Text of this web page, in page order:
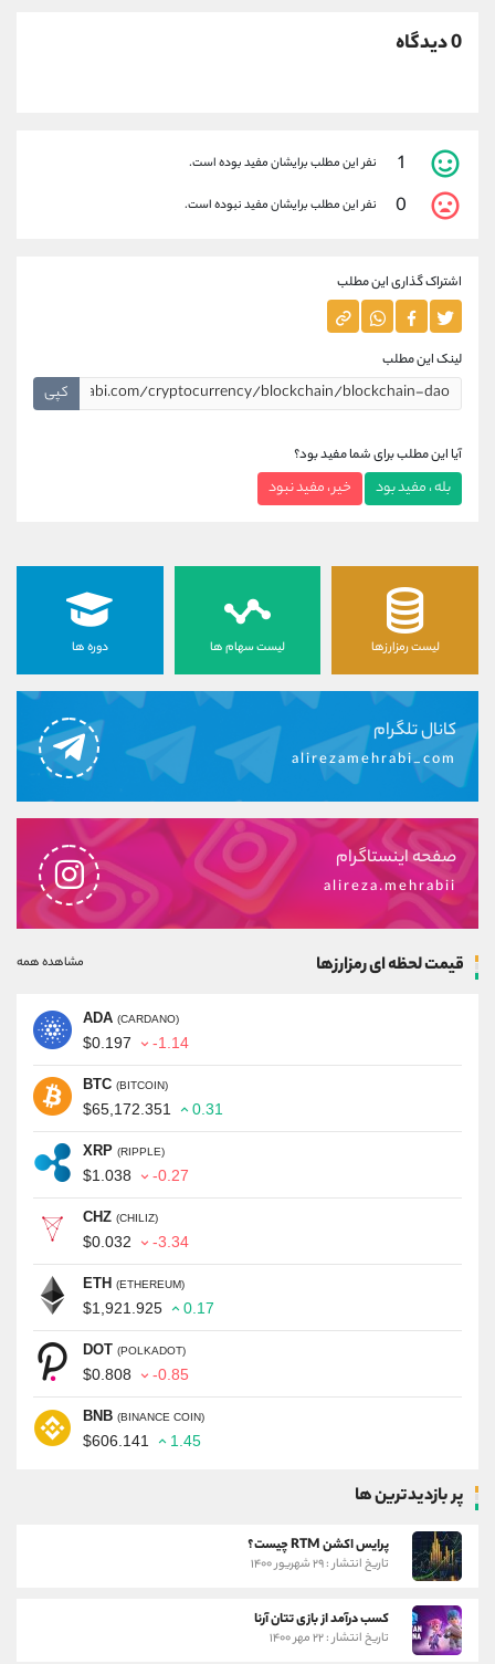
0 دیدگاه
1 نفر این مطلب برایشان مفید بوده است.
0 نفر این مطلب برایشان مفید نبوده است.
اشتراک گذاری این مطلب
لینک این مطلب
کپی
آیا این مطلب برای شما مفید بود؟
بله ، مفید بود خیر ، مفید نبود
لیست رمزارزها لیست سهام ها دوره ها
کانال تلگرام
alirezamehrabi_com
صفحه اینستاگرام
alireza.mehrabii
قیمت لحظه ای رمزارزها مشاهده همه
ADA (CARDANO)
$0.197 -1.14
BTC (BITCOIN)
$65,172.351 0.31
XRP (RIPPLE)
$1.038 -0.27
CHZ (CHILIZ)
$0.032 -3.34
ETH (ETHEREUM)
$1,921.925 0.17
DOT (POLKADOT)
$0.808 -0.85
BNB (BINANCE COIN)
$606.141 1.45
پر بازدیدترین ها
پرایس اکشن RTM چیست؟
تاریخ انتشار : ۲۹ شهریور ۱۴۰۰
کسب درآمد از بازی تتان آرنا
تاریخ انتشار : ۲۲ مهر ۱۴۰۰